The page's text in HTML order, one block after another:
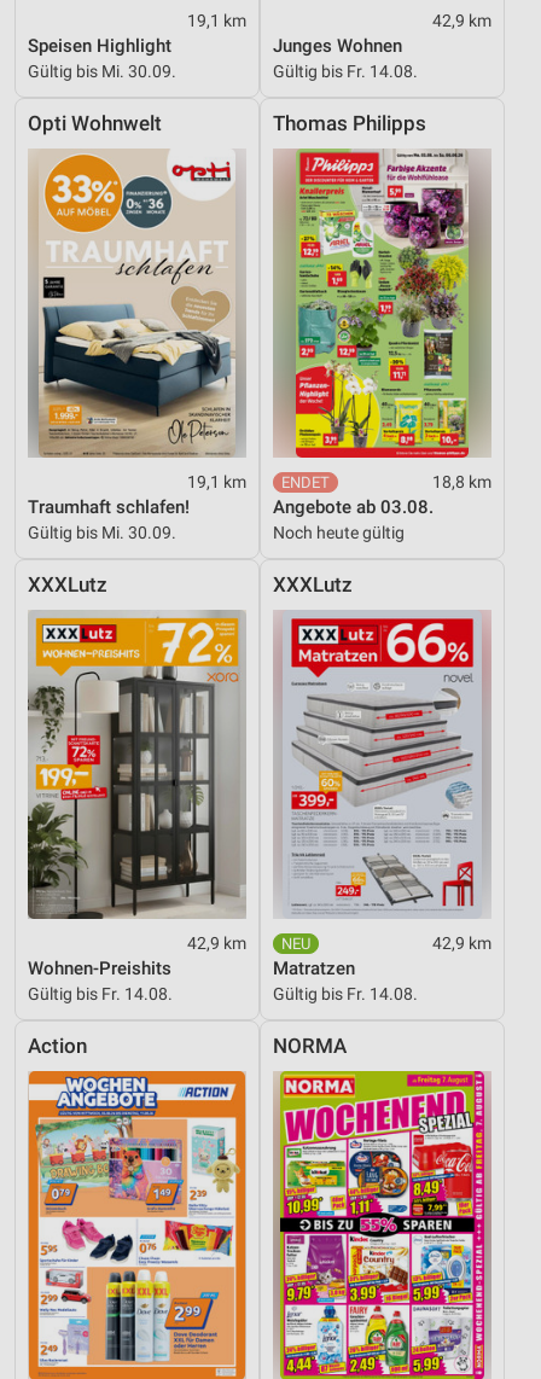
19,1 km
Speisen Highlight
Gültig bis Mi. 30.09.
42,9 km
Junges Wohnen
Gültig bis Fr. 14.08.
Opti Wohnwelt
19,1 km
Traumhaft schlafen!
Gültig bis Mi. 30.09.
Thomas Philipps
18,8 km
Angebote ab 03.08.
Noch heute gültig
XXXLutz
42,9 km
Wohnen-Preishits
Gültig bis Fr. 14.08.
XXXLutz
42,9 km
Matratzen
Gültig bis Fr. 14.08.
Action NORMA